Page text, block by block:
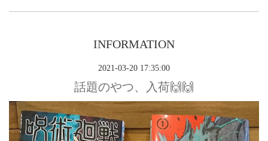
INFORMATION
2021-03-20 17:35:00
話題のやつ、入荷🙌🙌